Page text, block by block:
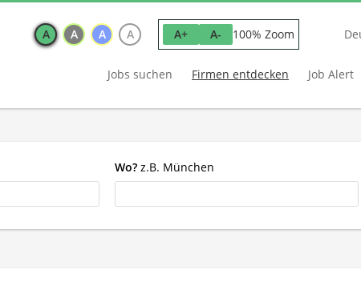
A A A A A+ A- 100% Zoom
Jobs suchen Firmen entdecken Job Alert
Wo? z.B. München